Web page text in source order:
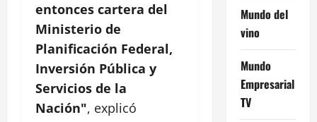
entonces cartera del
Ministerio de
Planificación Federal,
Inversión Pública y
Servicios de la
Nación", explicó
Mundo del
vino
Mundo
Empresarial
TV